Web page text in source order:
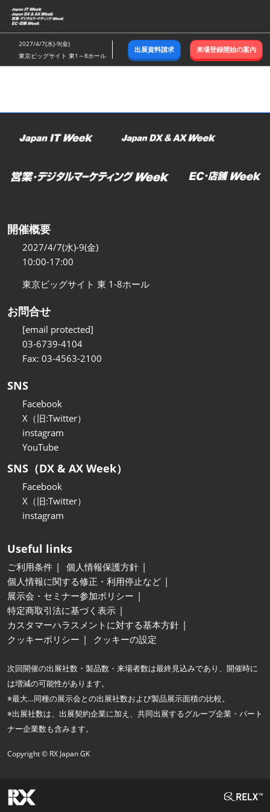
ス
キ
ッ
し
む
2027/4/7(水)-9(金)
東京ビッグサイト 東1～8ホール
出展資料請求 来場登録開始の案内
開催概要
2027/4/7(水)-9(金)
10:00-17:00
東京ビッグサイト 東 1-8ホール
お問合せ
[email protected]
03-6739-4104
Fax: 03-4563-2100
SNS
Facebook
X（旧:Twitter）
instagram
YouTube
SNS（DX & AX Week）
Facebook
X（旧:Twitter）
instagram
Useful links
ご利用条件
個人情報保護方針
個人情報に関する修正・利用停止など
展示会・セミナー参加ポリシー
特定商取引法に基づく表示
カスタマーハラスメントに対する基本方針
クッキーポリシー
クッキーの設定
次回開催の出展社数・製品数・来場者数は最終見込みであり、開催時に
は増減の可能性があります。
※最大…同種の展示会との出展社数および製品展示面積の比較。
※出展社数は、出展契約企業に加え、共同出展するグループ企業・パート
ナー企業数も含みます。
Copyright © RX Japan GK